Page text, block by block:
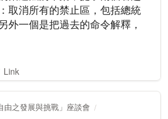
取消所有的禁止區，包括總統
外一個是把過去的命令解釋，
Link
由之發展與挑戰」座談會